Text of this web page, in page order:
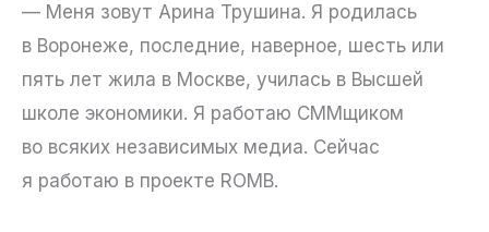
— Меня зовут Арина Трушина. Я родилась
в Воронеже, последние, наверное, шесть или
пять лет жила в Москве, училась в Высшей
школе экономики. Я работаю СММщиком
во всяких независимых медиа. Сейчас
я работаю в проекте ROMB.